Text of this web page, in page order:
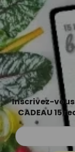
Inscrivez-
CADEAU 15